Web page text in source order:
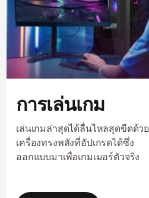
การเล่นเกม
เล่นเกมล่าสุดได้ลื่นไหลสุดขีดด้วย
เครื่องทรงพลังที่อัปเกรดได้ซึ่ง
ออกแบบมาเพื่อเกมเมอร์ตัวจริง